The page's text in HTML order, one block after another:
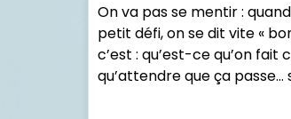
On va pas se mentir :
petit défi, on se dit vite «
c’est : qu’est-ce qu’on
qu’attendre que ça passe…